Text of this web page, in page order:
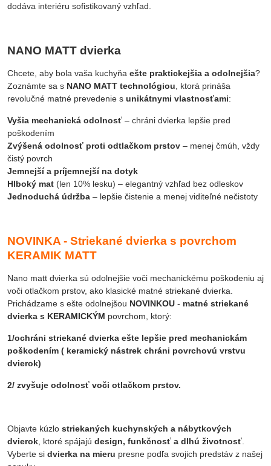
dodáva interiéru sofistikovaný vzhľad.
NANO MATT dvierka
Chcete, aby bola vaša kuchyňa ešte praktickejšia a odolnejšia?
Zoznámte sa s NANO MATT technológiou , ktorá prináša
revolučné matné prevedenie s unikátnymi vlastnosťami:
Vyšia mechanická odolnosť – chráni dvierka lepšie pred
poškodením
Zvýšená odolnosť proti odtlačkom prstov – menej čmúh, vždy
čistý povrch
Jemnejší a príjemnejší na dotyk
Hlboký mat (len 10% lesku) – elegantný vzhľad bez odleskov
Jednoduchá údržba – lepšie čistenie a menej viditeľné nečistoty
NOVINKA - Striekané dvierka s povrchom
KERAMIK MATT
Nano matt dvierka sú odolnejšie voči mechanickému poškodeniu aj
voči otlačkom prstov, ako klasické matné striekané dvierka.
Prichádzame s ešte odolnejšou NOVINKOU - matné striekané
dvierka s KERAMICKÝM povrchom, ktorý:
1/ochráni striekané dvierka ešte lepšie pred mechanickám
poškodením ( keramický nástrek chráni povrchovú vrstvu
dvierok)
2/ zvyšuje odolnosť voči otlačkom prstov.
Objavte kúzlo striekaných kuchynských a nábytkových
dvierok , ktoré spájajú design, funkčnosť a dlhú životnosť
Vyberte si dvierka na mieru presne podľa svojich predstáv z našej